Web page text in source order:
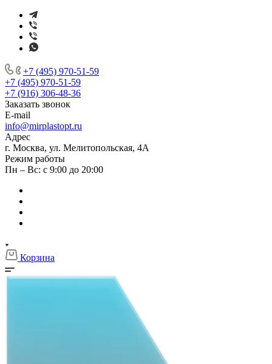
+7 (495) 970-51-59
+7 (495) 970-51-59
+7 (916) 306-48-36
Заказать звонок
E-mail
info@mirplastopt.ru
Адрес
г. Москва, ул. Мелитопольская, 4А
Режим работы
Пн – Вс: с 9:00 до 20:00
Корзина